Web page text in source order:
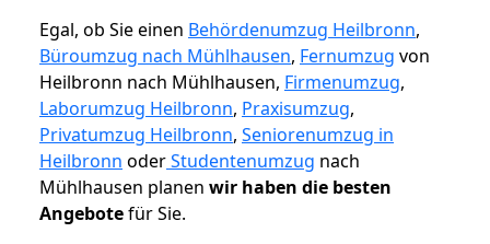
Egal, ob Sie einen Behördenumzug Heilbronn,
Büroumzug nach Mühlhausen, Fernumzug von
Heilbronn nach Mühlhausen, Firmenumzug,
Laborumzug Heilbronn, Praxisumzug,
Privatumzug Heilbronn, Seniorenumzug in
Heilbronn oderStudentenumzug nach
Mühlhausen planen wir haben die besten
Angebotefür Sie.